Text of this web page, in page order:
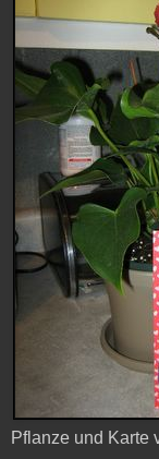
Pflanze und Karte